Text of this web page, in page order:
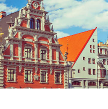
שנה בשתי ספרות
תעופה